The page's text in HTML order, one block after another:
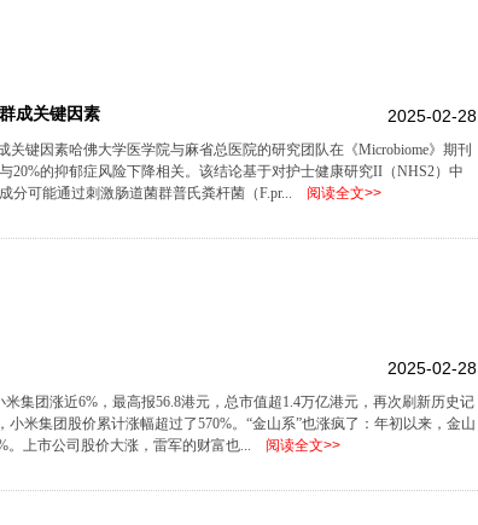
2025-02-28
成关键因素
键因素哈佛大学医学院与麻省总医院的研究团队在《Microbiome》期刊
20%的抑郁症风险下降相关。该结论基于对护士健康研究II（NHS2）中
分可能通过刺激肠道菌群普氏粪杆菌（F.pr...
阅读全文>>
2025-02-28
集团涨近6%，最高报56.8港元，总市值超1.4万亿港元，再次刷新历史记
小米集团股价累计涨幅超过了570%。“金山系”也涨疯了：年初以来，金山
。上市公司股价大涨，雷军的财富也...
阅读全文>>